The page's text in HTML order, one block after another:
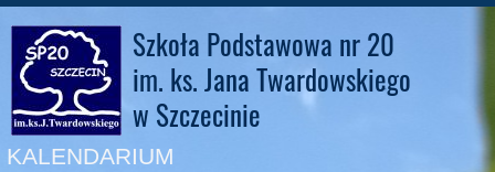
Szkoła Podstawowa nr 20
im. ks. Jana Twardowskiego
w Szczecinie
KALENDARIUM